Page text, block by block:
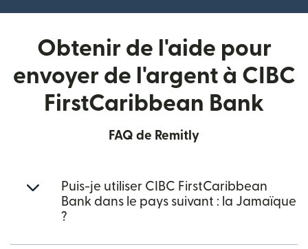
Obtenir de l'aide pour
envoyer de l'argent à CIBC
FirstCaribbean Bank
FAQ de Remitly
Puis-je utiliser CIBC FirstCaribbean
Bank dans le pays suivant : la Jamaïque
?